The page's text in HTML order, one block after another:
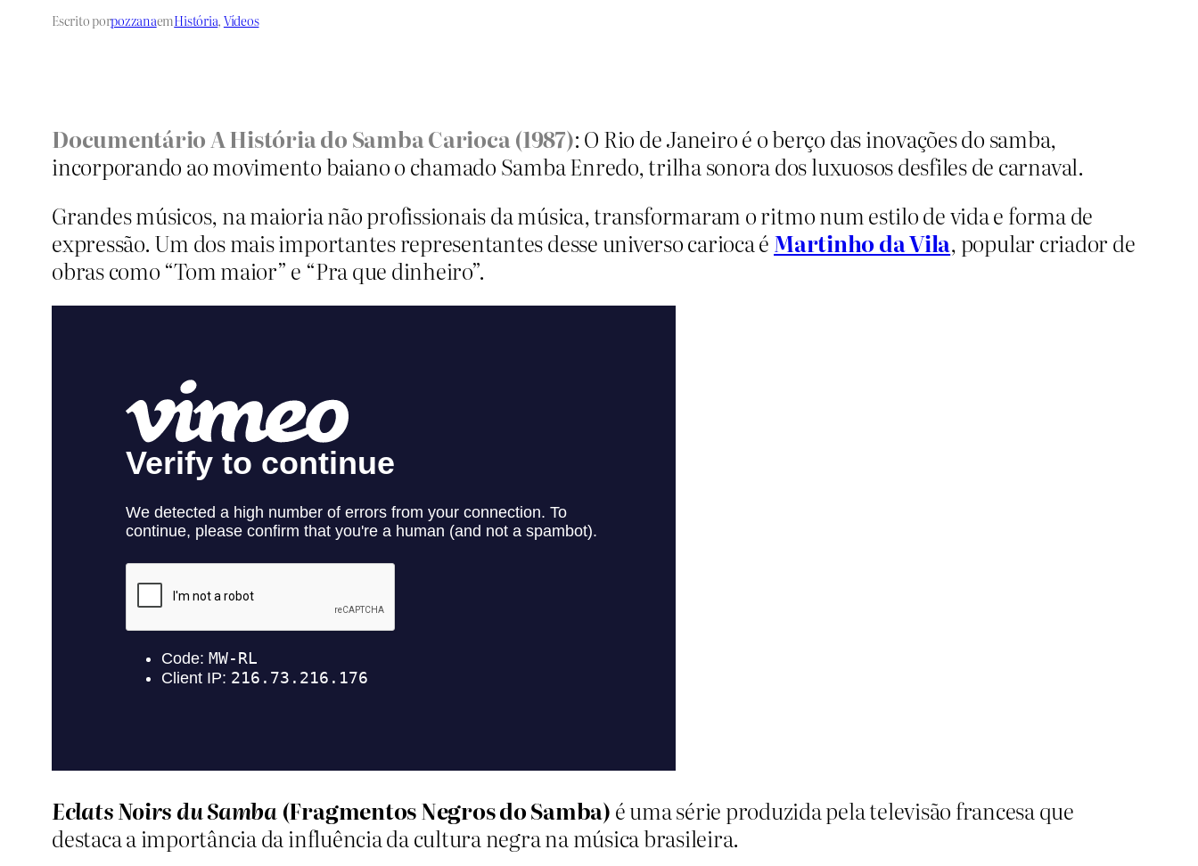
Escrito porpozzanaemHistória, Vídeos
Documentário A História do Samba Carioca (1987): O Rio de Janeiro é o berço das inovações do samba,
incorporando ao movimento baiano o chamado Samba Enredo, trilha sonora dos luxuosos desfiles de carnaval.
Grandes músicos, na maioria não profissionais da música, transformaram o ritmo num estilo de vida e forma de
expressão. Um dos mais importantes representantes desse universo carioca é Martinho da Vila, popular criador de
obras como “Tom maior” e “Pra que dinheiro”.
Eclats Noirs du Samba(Fragmentos Negros do Samba) é uma série produzida pela televisão francesa que
destaca a importância da influência da cultura negra na música brasileira.